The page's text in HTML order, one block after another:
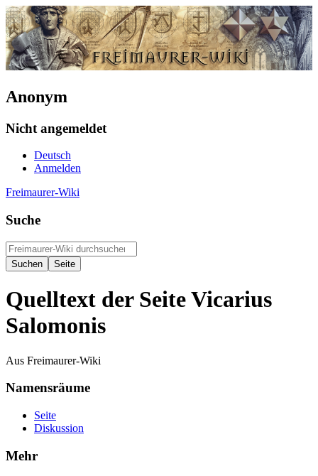
Anonym
Nicht angemeldet
Deutsch
Anmelden
Freimaurer-Wiki
Suche
Quelltext der Seite Vicarius
Salomonis
Aus Freimaurer-Wiki
Namensräume
Seite
Diskussion
Mehr